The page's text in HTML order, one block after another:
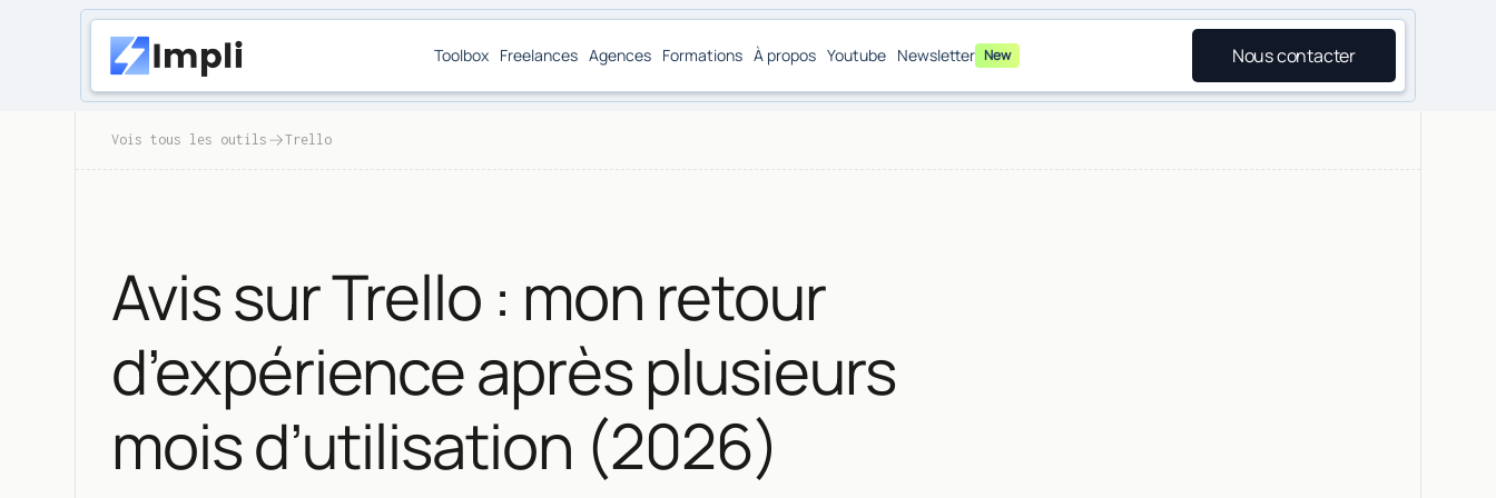
Toolbox Freelances Agences Formations À propos Youtube Newsletter New Nous contacter
Vois tous les outils Trello
Avis sur Trello : mon retour
d’expérience après plusieurs
mois d’utilisation (2026)